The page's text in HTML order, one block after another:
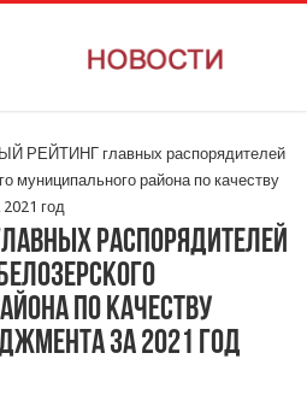
РЕЙТИНГ главных распорядителей
муниципального района по качеству
год
распорядителей
по качеству
за 2021 год